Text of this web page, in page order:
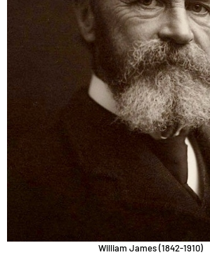
William James (1842-1910)